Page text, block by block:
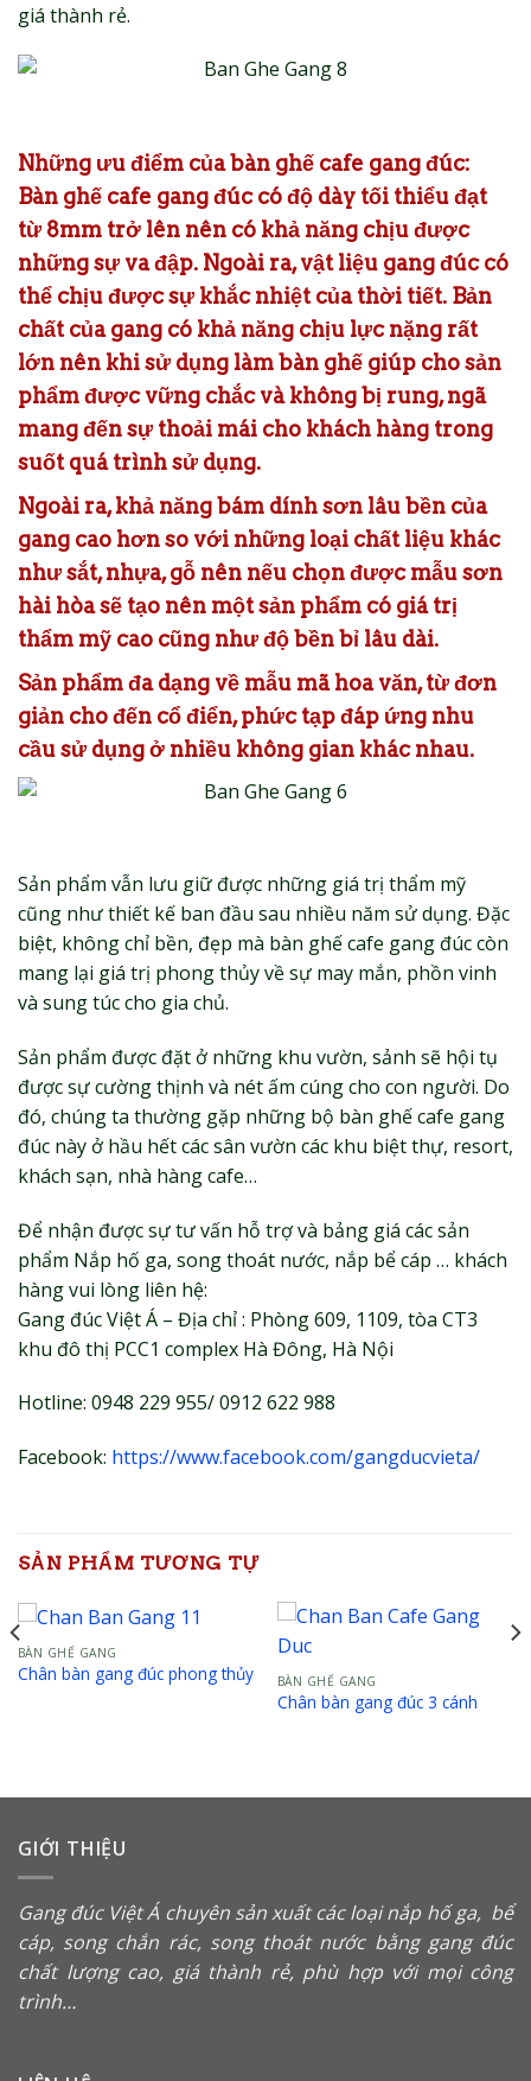
giá thành rẻ.
Những ưu điểm của bàn ghế cafe gang đúc:
Bàn ghế cafe gang đúc có độ dày tối thiểu đạt
từ 8mm trở lên nên có khả năng chịu được
những sự va đập. Ngoài ra, vật liệu gang đúc có
thể chịu được sự khắc nhiệt của thời tiết. Bản
chất của gang có khả năng chịu lực nặng rất
lớn nên khi sử dụng làm bàn ghế giúp cho sản
phẩm được vững chắc và không bị rung, ngã
mang đến sự thoải mái cho khách hàng trong
suốt quá trình sử dụng.
Ngoài ra, khả năng bám dính sơn lâu bền của
gang cao hơn so với những loại chất liệu khác
như sắt, nhựa, gỗ nên nếu chọn được mẫu sơn
hài hòa sẽ tạo nên một sản phẩm có giá trị
thẩm mỹ cao cũng như độ bền bỉ lâu dài.
Sản phẩm đa dạng về mẫu mã hoa văn, từ đơn
giản cho đến cổ điển, phức tạp đáp ứng nhu
cầu sử dụng ở nhiều không gian khác nhau.
Sản phẩm vẫn lưu giữ được những giá trị thẩm mỹ
cũng như thiết kế ban đầu sau nhiều năm sử dụng. Đặc
biệt, không chỉ bền, đẹp mà bàn ghế cafe gang đúc còn
mang lại giá trị phong thủy về sự may mắn, phồn vinh
và sung túc cho gia chủ.
Sản phẩm được đặt ở những khu vườn, sảnh sẽ hội tụ
được sự cường thịnh và nét ấm cúng cho con người. Do
đó, chúng ta thường gặp những bộ bàn ghế cafe gang
đúc này ở hầu hết các sân vườn các khu biệt thự, resort,
khách sạn, nhà hàng cafe…
Để nhận được sự tư vấn hỗ trợ và bảng giá các sản
phẩm Nắp hố ga, song thoát nước, nắp bể cáp … khách
hàng vui lòng liên hệ:
Gang đúc Việt Á – Địa chỉ : Phòng 609, 1109, tòa CT3
khu đô thị PCC1 complex Hà Đông, Hà Nội
Hotline: 0948 229 955/ 0912 622 988
Facebook: https://www.facebook.com/gangducvieta/
SẢN PHẨM TƯƠNG TỰ
BÀN GHẾ GANG
Chân bàn gang đúc phong thủy BÀN GHẾ GANG
Chân bàn gang đúc 3 cánh
GIỚI THIỆU
Gang đúc Việt Á chuyên sản xuất các loạinắp hố ga, bể
cáp, song chắn rác, song thoát nước bằng gang đúc
chất lượng cao, giá thành rẻ, phù hợp với mọi công
trình…